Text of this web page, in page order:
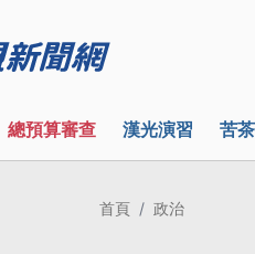
總預算審查 漢光演習 苦
首頁 政治